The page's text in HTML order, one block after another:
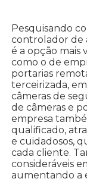
Pesquisando
controlador de
é a opção mais
como o de
portarias
terceirizada,
câmeras de
de câmeras e
empresa
qualificado,
e cuidadosos,
cada cliente.
consideráveis
aumentando a